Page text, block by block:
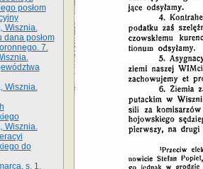
posłom
Wisznia.
dana posłom
7.
Wisznia.
Wisznia.
do
s. 1.